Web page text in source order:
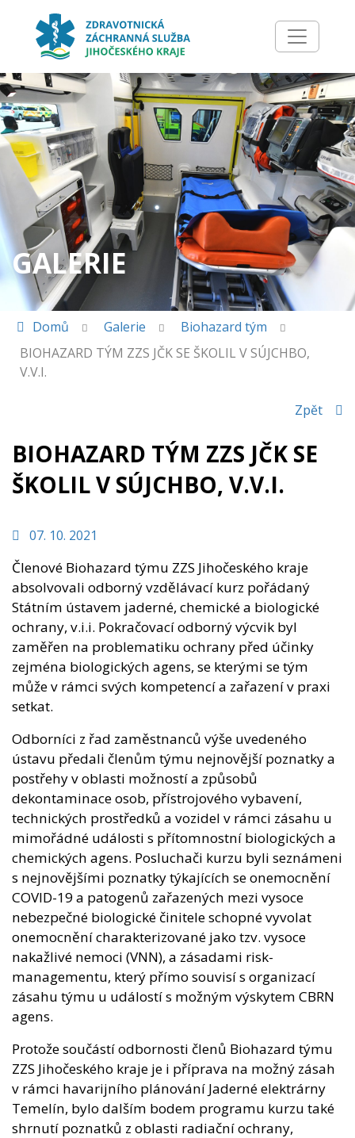
GALERIE
Domů Galerie
Biohazard tým
BIOHAZARD TÝM ZZS JČK SE ŠKOLIL V SÚJCHBO,
V.V.I.
Zpět
BIOHAZARD TÝM ZZS JČK SE
ŠKOLIL V SÚJCHBO, V.V.I.
07. 10. 2021
Členové Biohazard týmu ZZS Jihočeského kraje
absolvovali odborný vzdělávací kurz pořádaný
Státním ústavem jaderné, chemické a biologické
ochrany, v.i.i. Pokračovací odborný výcvik byl
zaměřen na problematiku ochrany před účinky
zejména biologických agens, se kterými se tým
může v rámci svých kompetencí a zařazení v praxi
setkat.
Odborníci z řad zaměstnanců výše uvedeného
ústavu předali členům týmu nejnovější poznatky a
postřehy v oblasti možností a způsobů
dekontaminace osob, přístrojového vybavení,
technických prostředků a vozidel v rámci zásahu u
mimořádné události s přítomnostní biologických a
chemických agens. Posluchači kurzu byli seznámeni
s nejnovějšími poznatky týkajících se onemocnění
COVID-19 a patogenů zařazených mezi vysoce
nebezpečné biologické činitele schopné vyvolat
onemocnění charakterizované jako tzv. vysoce
nakažlivé nemoci (VNN), a zásadami risk-
managementu, který přímo souvisí s organizací
zásahu týmu u událostí s možným výskytem CBRN
agens.
Protože součástí odbornosti členů Biohazard týmu
ZZS Jihočeského kraje je i příprava na možný zásah
v rámci havarijního plánování Jaderné elektrárny
Temelín, bylo dalším bodem programu kurzu také
shrnutí poznatků z oblasti radiační ochrany,